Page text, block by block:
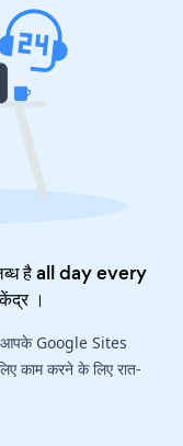
है all day every
।
आपके Google Sites
काम करने के लिए रात-